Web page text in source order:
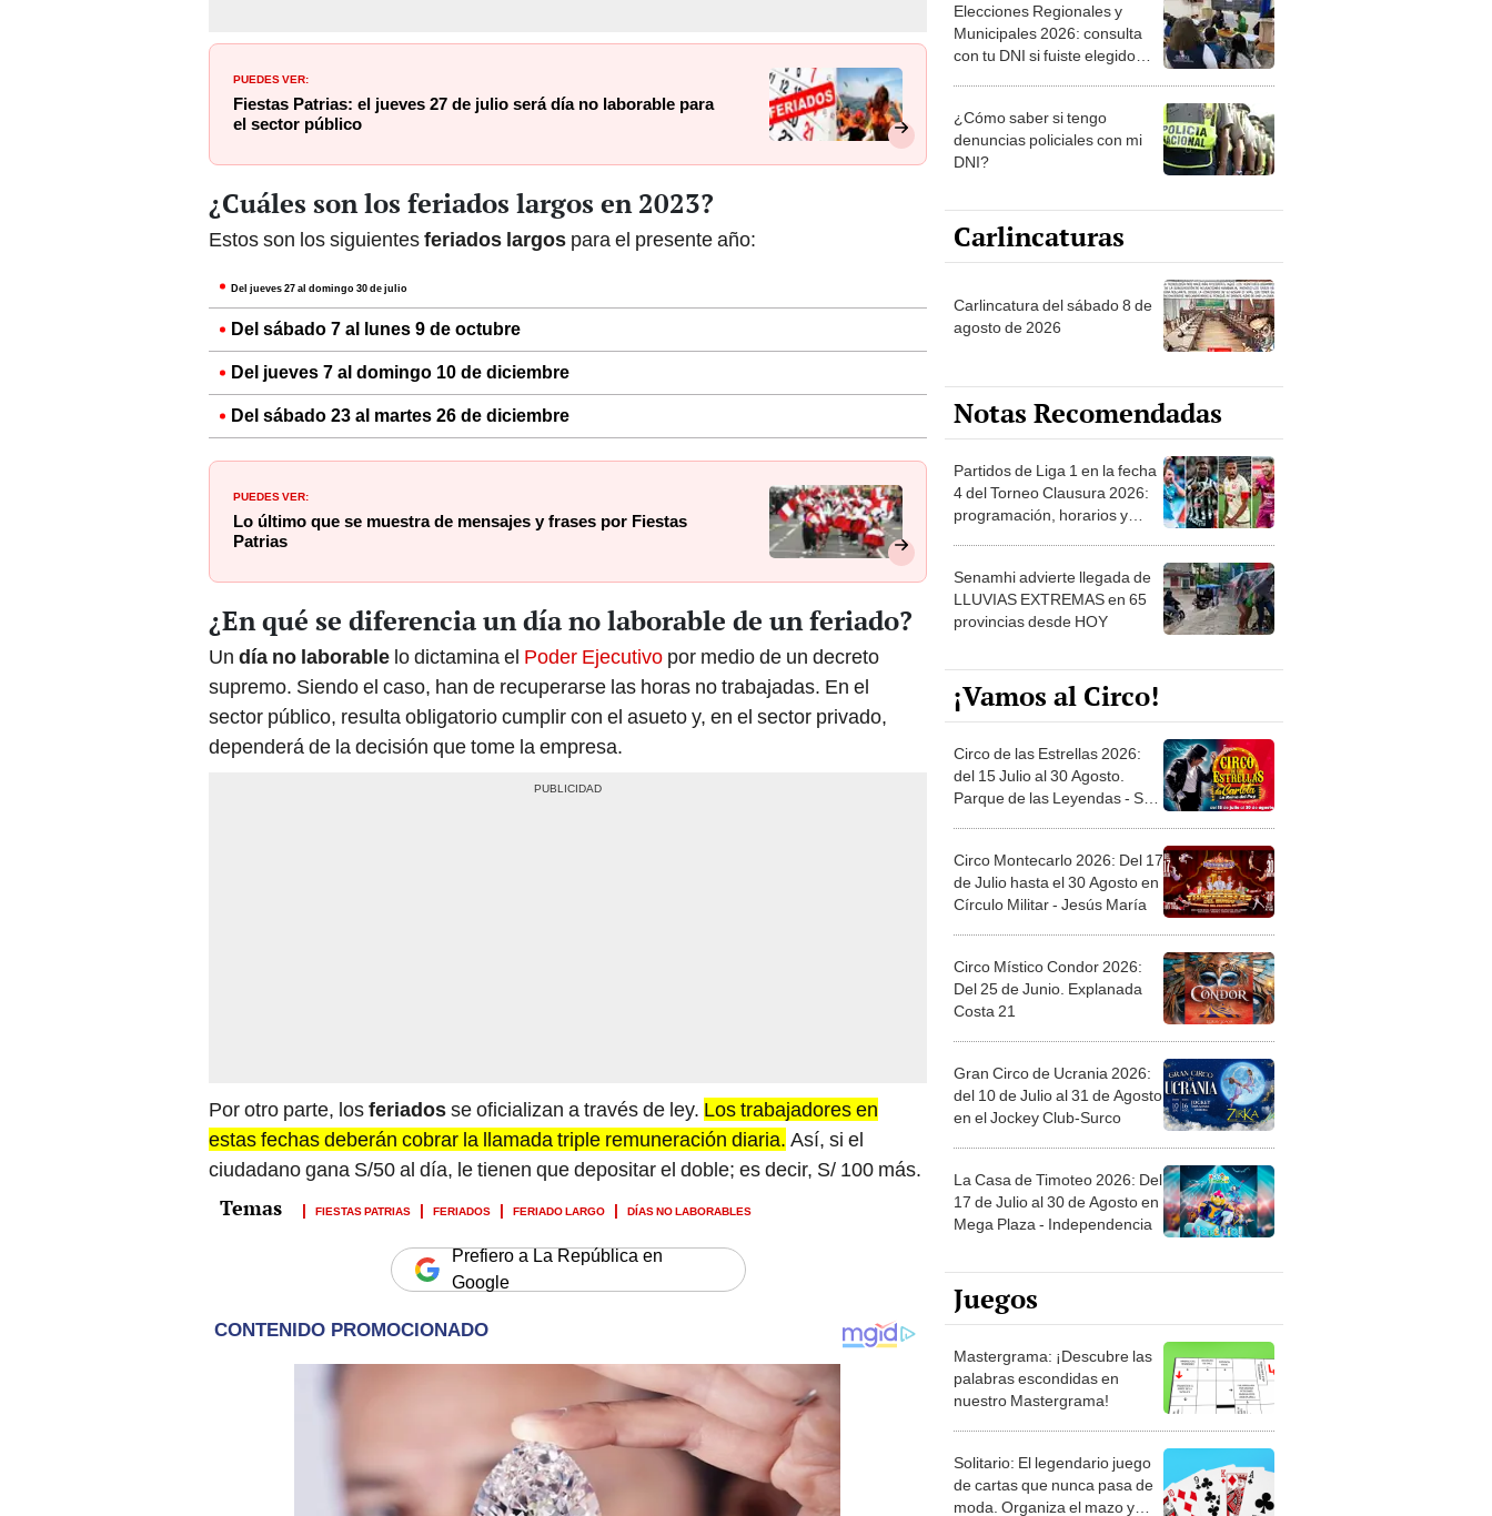
PUEDES VER:
Fiestas Patrias: el jueves 27 de julio será día no laborable para
el sector público
¿Cuáles son los feriados largos en 2023?
Estos son los siguientesferiados largos para el presente año:
Del jueves 27 al domingo 30 de julio
Del sábado 7 al lunes 9 de octubre
Del jueves 7 al domingo 10 de diciembre
Del sábado 23 al martes 26 de diciembre
PUEDES VER:
Lo último que se muestra de mensajes y frases por Fiestas
Patrias
¿En qué se diferencia un día no laborable de un feriado?
Un día no laborable lo dictamina el Poder Ejecutivo por medio de un decreto
supremo. Siendo el caso, han de recuperarse las horas no trabajadas. En el
sector público, resulta obligatorio cumplir con el asueto y, en el sector privado,
dependerá de la decisión que tome la empresa.
Por otro parte, losferiadosse oficializan a través de ley. Los trabajadores en
estas fechas deberán cobrar la llamada triple remuneración diaria. Así, si el
ciudadano gana S/50 al día, le tienen que depositar el doble; es decir, S/ 100 más.
FIESTAS PATRIAS FERIADOS FERIADO LARGO DÍAS NO LABORABLES
Prefiero a La República en
Google
Elecciones Regionales y
Municipales 2026: consulta
con tu DNI si fuiste elegido
la ONPE
¿Cómo saber si tengo
denuncias policiales con mi
DNI?
Carlincaturas
Carlincatura del sábado 8 de
agosto de 2026
Notas Recomendadas
Partidos de Liga 1 en la fecha
4 del Torneo Clausura 2026:
programación, horarios y
Senamhi advierte llegada de
LLUVIAS EXTREMAS en 65
provincias desde HOY
¡Vamos al Circo!
Circo de las Estrellas 2026:
del 15 Julio al 30 Agosto.
Parque de las Leyendas - San
Circo Montecarlo 2026: Del 17
de Julio hasta el 30 Agosto en
Círculo Militar - Jesús María
Circo Místico Condor 2026:
Del 25 de Junio. Explanada
Costa 21
Gran Circo de Ucrania 2026:
del 10 de Julio al 31 de Agosto
en el Jockey Club-Surco
La Casa de Timoteo 2026: Del
17 de Julio al 30 de Agosto en
Mega Plaza - Independencia
Juegos
Mastergrama: ¡Descubre las
palabras escondidas en
nuestro Mastergrama!
Solitario: El legendario juego
de cartas que nunca pasa de
moda. Organiza el mazo y